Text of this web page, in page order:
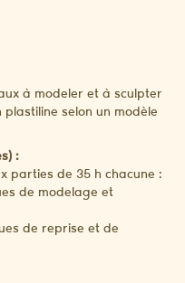
à modeler et à sculpter
plastiline selon un modèle
:
parties de 35 h chacune :
de modelage et
de reprise et de